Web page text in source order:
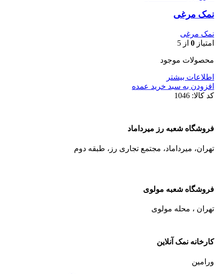
نمک مرغی
نمک مرغی
امتیاز 0 از 5
محصولات موجود
اطلاعات بیشتر
افزودن به سبد خرید عمده
کد کالا: 1046
فروشگاه شعبه رز میرداماد
تهران، میرداماد، مجتمع تجاری رز،‌ طبقه دوم
فروشگاه شعبه مولوی
تهران ، محله مولوی
کارخانه نمک آنلاین
ورامین